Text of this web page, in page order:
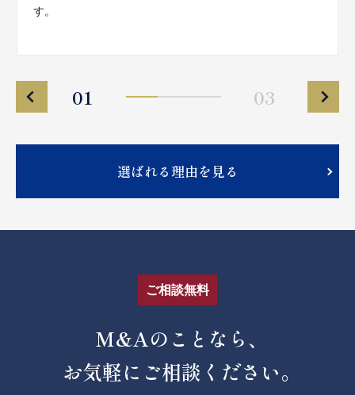
す。
01 03
選ばれる理由を見る
ご相談無料
M&Aのことなら、
お気軽にご相談ください。